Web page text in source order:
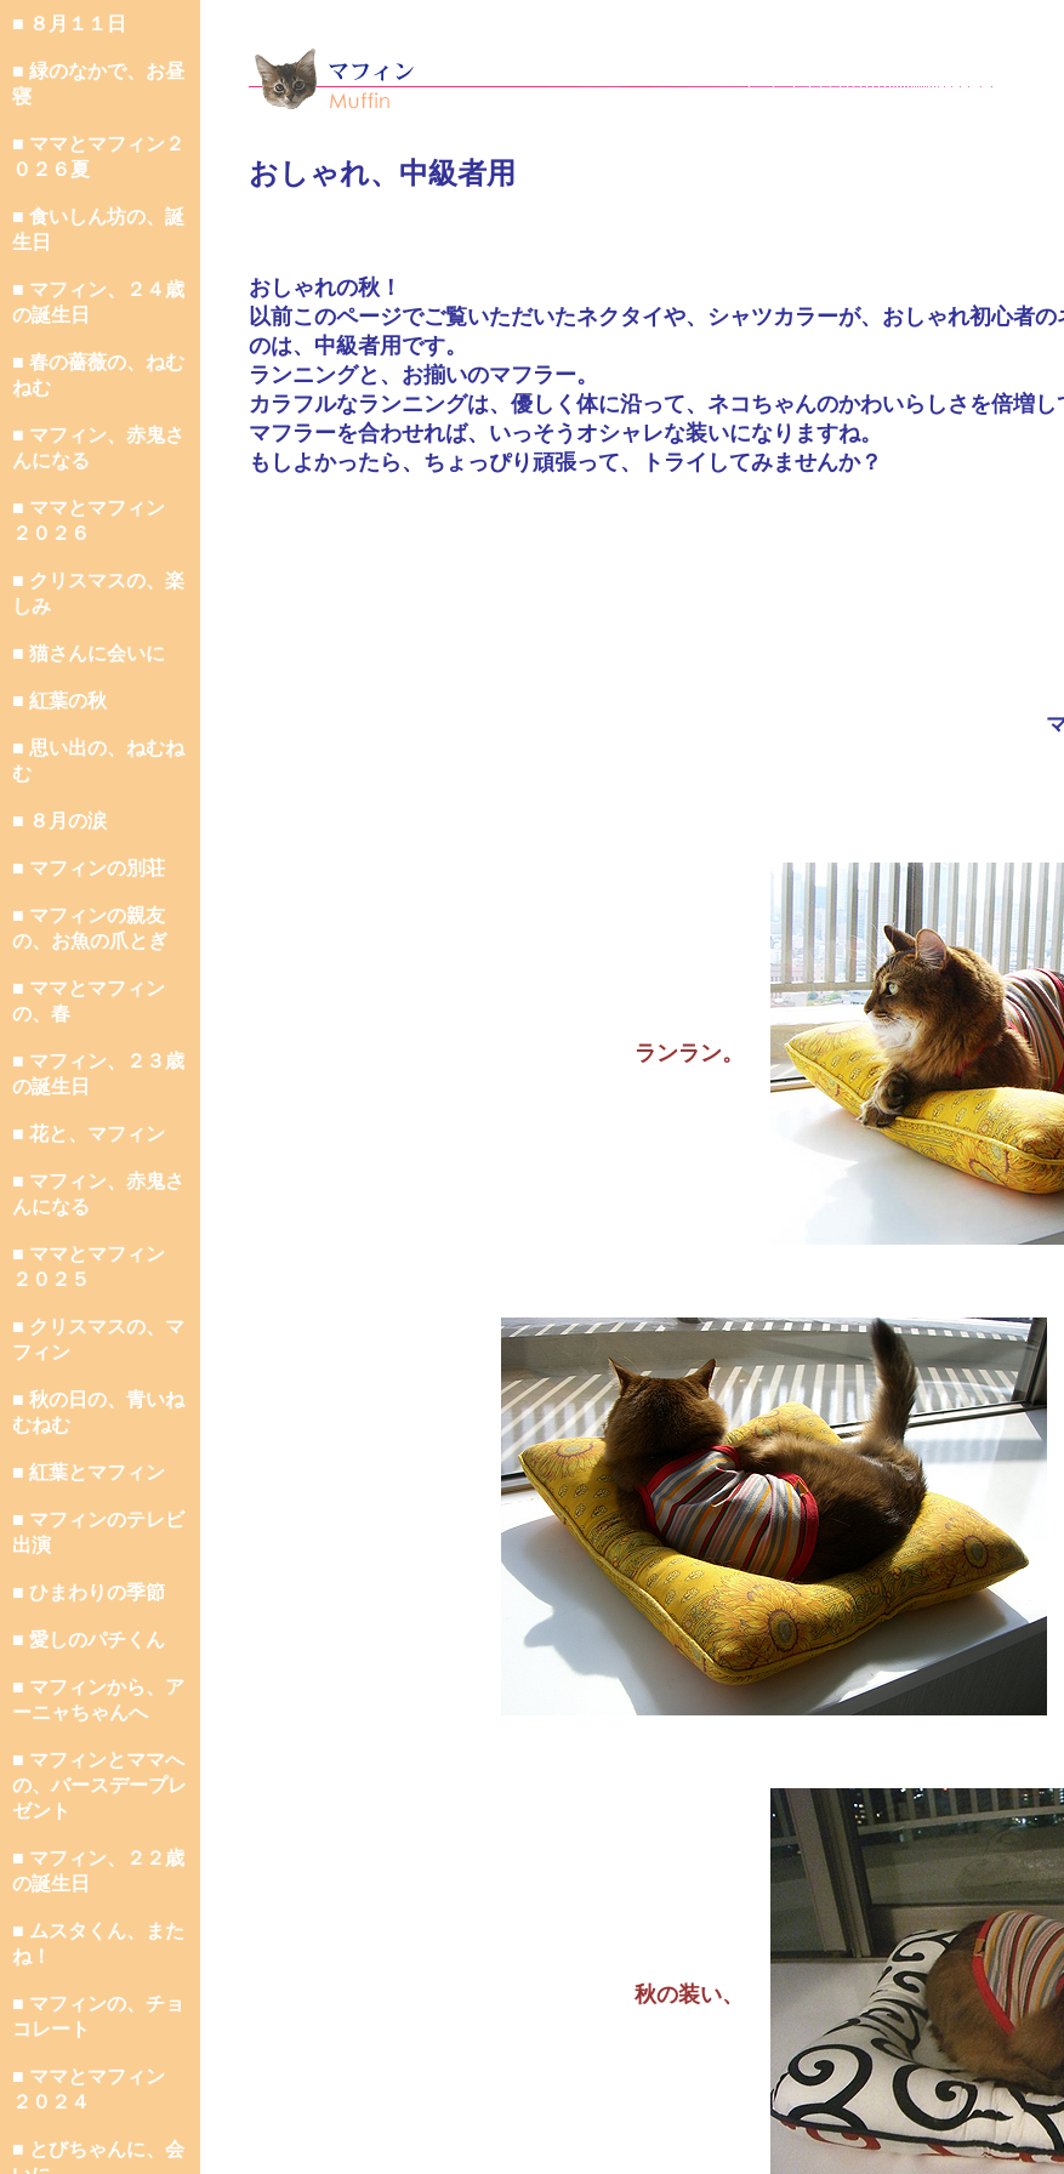
■ ８月１１日
■ 緑のなかで、お昼
寝
■ ママとマフィン２
０２６夏
■ 食いしん坊の、誕
生日
■ マフィン、２４歳
の誕生日
■ 春の薔薇の、ねむ
ねむ
■ マフィン、赤鬼さ
んになる
■ ママとマフィン
２０２６
■ クリスマスの、楽
しみ
■ 猫さんに会いに
■ 紅葉の秋
■ 思い出の、ねむね
む
■ ８月の涙
■ マフィンの別荘
■ マフィンの親友
の、お魚の爪とぎ
■ ママとマフィン
の、春
■ マフィン、２３歳
の誕生日
■ 花と、マフィン
■ マフィン、赤鬼さ
んになる
■ ママとマフィン
２０２５
■ クリスマスの、マ
フィン
■ 秋の日の、青いね
むねむ
■ 紅葉とマフィン
■ マフィンのテレビ
出演
■ ひまわりの季節
■ 愛しのパチくん
■ マフィンから、ア
ーニャちゃんへ
■ マフィンとママへ
の、バースデープレ
ゼント
■ マフィン、２２歳
の誕生日
■ ムスタくん、また
ね！
■ マフィンの、チョ
コレート
■ ママとマフィン
２０２４
■ とびちゃんに、会
おしゃれ、中級者用
おしゃれの秋！
以前このページでご覧いただいたネクタイや、シャツカラーが、おしゃれ初心者
のは、中級者用です。
ランニングと、お揃いのマフラー。
カラフルなランニングは、優しく体に沿って、ネコちゃんのかわいらしさを倍増し
マフラーを合わせれば、いっそうオシャレな装いになりますね。
もしよかったら、ちょっぴり頑張って、トライしてみませんか？
ランラン。
秋の装い、